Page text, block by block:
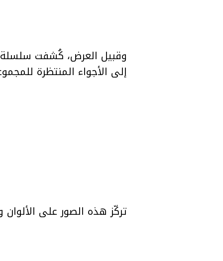
إلى الأجواء المنتظرة
تركّز هذه الصور على الألوان